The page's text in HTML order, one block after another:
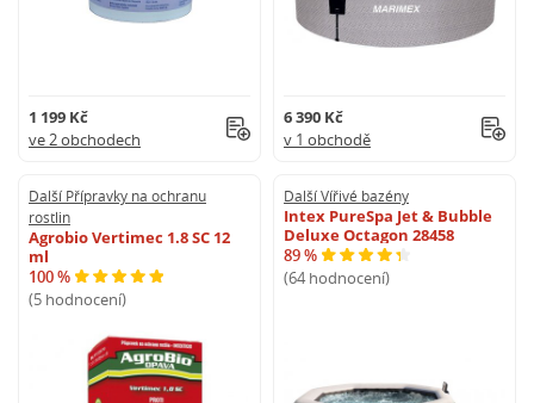
1 199 Kč
ve 2 obchodech
6 390 Kč
v 1 obchodě
Další Přípravky na ochranu
rostlin
Agrobio Vertimec 1.8 SC 12
ml
100 %
(5 hodnocení)
Další Vířivé bazény
Intex PureSpa Jet & Bubble
Deluxe Octagon 28458
89 %
(64 hodnocení)